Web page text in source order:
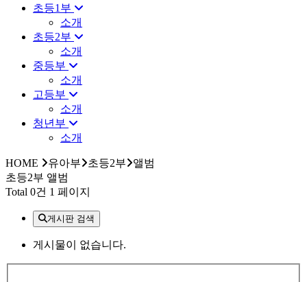
초등1부
소개
초등2부
소개
중등부
소개
고등부
소개
청년부
소개
HOME 유아부 초등2부
앨범
초등2부 앨범
Total 0건 1 페이지
게시판 검색
게시물이 없습니다.